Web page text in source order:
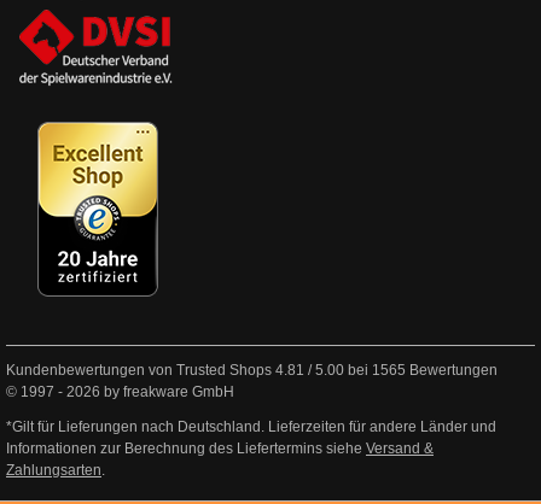
Kundenbewertungen von Trusted Shops 4.81 /5.00 bei 1565 Bewertungen
© 1997 - 2026 by freakware GmbH
*Gilt für Lieferungen nach Deutschland. Lieferzeiten für andere Länder und
Informationen zur Berechnung des Liefertermins siehe Versand &
Zahlungsarten.